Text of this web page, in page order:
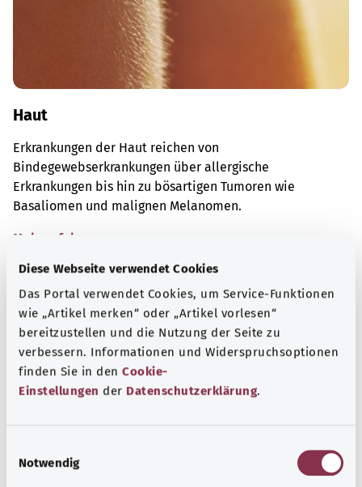
Diese Webseite verwendet Cookies
Das Portal verwendet Cookies, um Service-Funktionen
wie „Artikel merken“ oder „Artikel vorlesen“
bereitzustellen und die Nutzung der Seite zu
verbessern. Informationen und Widerspruchsoptionen
finden Sie in den Cookie-
Einstellungen der Datenschutzerklärung.
Notwendig
Haut
Erkrankungen der Haut reichen von
Bindegewebserkrankungen über allergische
Erkrankungen bis hin zu bösartigen Tumoren wie
Basaliomen und malignen Melanomen.
Mehr erfahren